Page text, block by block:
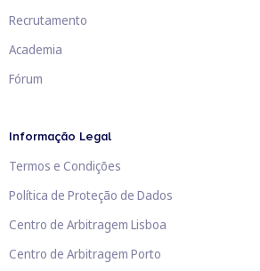
Recrutamento
Academia
Fórum
Informação Legal
Termos e Condições
Política de Proteção de Dados
Centro de Arbitragem Lisboa
Centro de Arbitragem Porto